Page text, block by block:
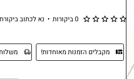
מקבלים הזמנות מאוחדות!
0 ביקורות • נא לכתוב ביקורת